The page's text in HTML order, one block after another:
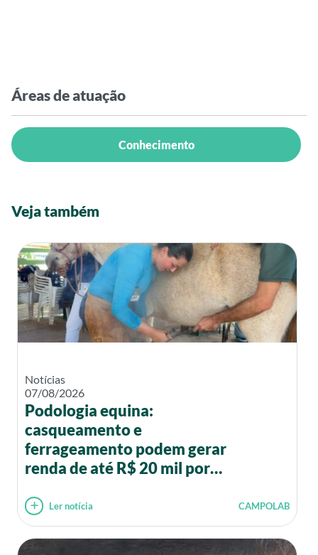
Áreas de atuação
Conhecimento
Veja também
Notícias
07/08/2026
Podologia equina:
casqueamento e
ferrageamento podem gerar
renda de até R$ 20 mil por
Ler notícia CAMPOLAB